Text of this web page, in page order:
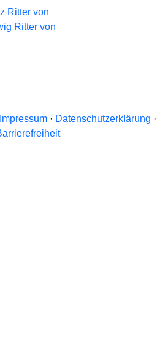
Ritter von
Ritter von
Impressum· Datenschutzerklärung ·